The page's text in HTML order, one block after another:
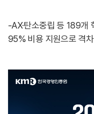
-AX·탄소중립 등 189개
95% 비용 지원으로 격